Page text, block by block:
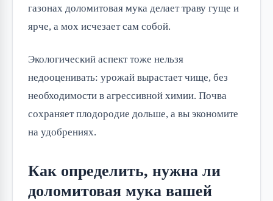
газонах доломитовая мука делает траву гуще и
ярче, а мох исчезает сам собой.
Экологический аспект тоже нельзя
недооценивать: урожай вырастает чище, без
необходимости в агрессивной химии. Почва
сохраняет плодородие дольше, а вы экономите
на удобрениях.
Как определить, нужна ли
доломитовая мука вашей